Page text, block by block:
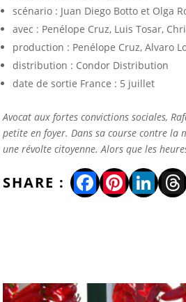
scénario : Juan Diego Botto et Olga
avec : Penélope Cruz, Luis Tosar,
production : Penélope Cruz, Alvaro
distribution : Condor Distribution
date de sortie France : 5 juillet
Avocat aux fortes convictions sociales,
petite en foyer. Dans sa course contre la
une révolte citoyenne. Alors que les
Facebook